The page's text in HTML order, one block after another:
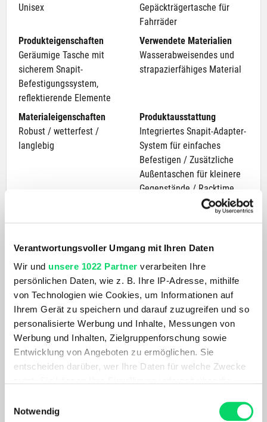
Verantwortungsvoller Umgang mit Ihren Daten
Wir und unsere 1022 Partner verarbeiten Ihre
persönlichen Daten, wie z. B. Ihre IP-Adresse, mithilfe
von Technologien wie Cookies, um Informationen auf
Ihrem Gerät zu speichern und darauf zuzugreifen und so
personalisierte Werbung und Inhalte, Messungen von
Werbung und Inhalten, Zielgruppenforschung sowie
Entwicklung von Angeboten zu ermöglichen. Sie
entscheiden darüber, wer Ihre Daten für welche Zwecke
Trigger Symbol ändern oder widerrufen
Notwendig
Unisex
Gepäckträgertasche für
Fahrräder
Produkteigenschaften
Geräumige Tasche mit
sicherem Snapit-
Befestigungssystem,
reflektierende Elemente
Verwendete Materialien
Wasserabweisendes und
strapazierfähiges Material
Materialeigenschaften
Robust / wetterfest /
langlebig
Produktausstattung
Integriertes Snapit-Adapter-
System für einfaches
Befestigen / Zusätzliche
Außentaschen für kleinere
Gegenstände / Racktime
Technologien
Befestigungstechnologie für
sicheren Halt
Nachhaltigkeit
AKTUELL BELIEBT